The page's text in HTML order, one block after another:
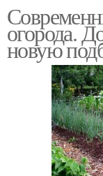
огорода.
новую